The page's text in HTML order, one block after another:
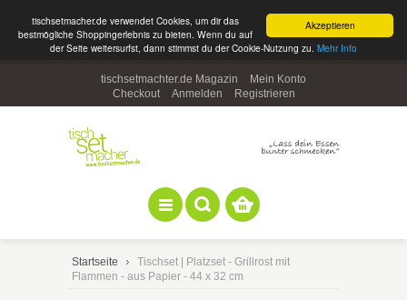
Akzeptieren
tischsetmacher.de verwendet Cookies, um dir das
bestmögliche Shoppingerlebnis zu bieten. Wenn du auf
der Seite weitersurfst, dann stimmst du der Cookie-Nutzung zu. Mehr Info
tischsetmachter.de Magazin
Mein Konto
Checkout
Anmelden Registrieren
Startseite
Tischset | Platzset - Grillrost mit
Flammen - aus Papier - 44 x 32 cm